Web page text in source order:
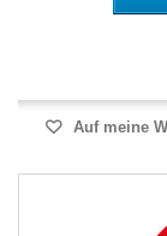
Auf meine